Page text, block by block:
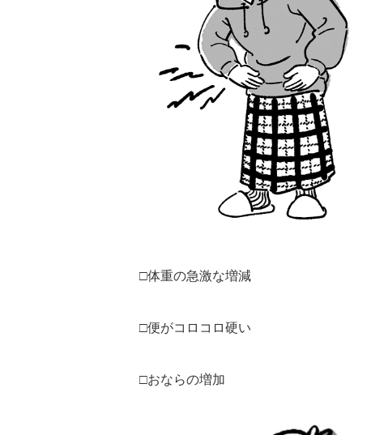
□体重の急激な増減
□便がコロコロ硬い
□おならの増加